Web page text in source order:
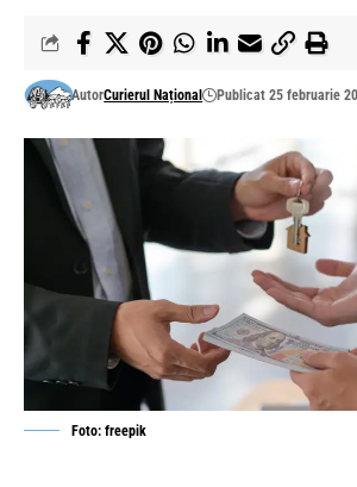
AutorCurierul Național Publicat 25 februarie
Foto: freepik